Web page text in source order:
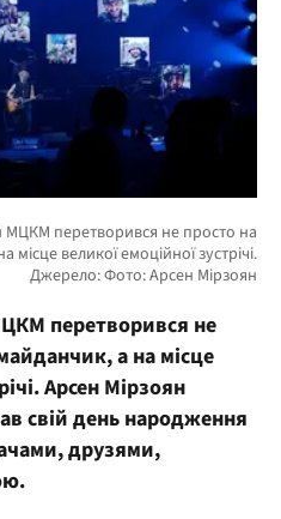
перетворився не
а на місце
Арсен Мірзоян
свій день народження
друзями,